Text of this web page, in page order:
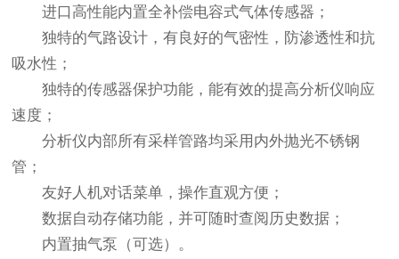
进口高性能内置全补偿电容式气体传感器；
独特的气路设计，有良好的气密性，防渗透性和抗
吸水性；
独特的传感器保护功能，能有效的提高分析仪响应
速度；
分析仪内部所有采样管路均采用内外抛光不锈钢
管；
友好人机对话菜单，操作直观方便；
数据自动存储功能，并可随时查阅历史数据；
内置抽气泵（可选）。